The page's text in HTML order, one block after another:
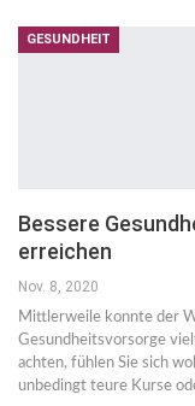
GESUNDHEIT
Bessere
erreichen
Nov. 8, 2020
Mittlerweile konnte der
Gesundheitsvorsorge
achten, fühlen Sie sich
unbedingt teure Kurse